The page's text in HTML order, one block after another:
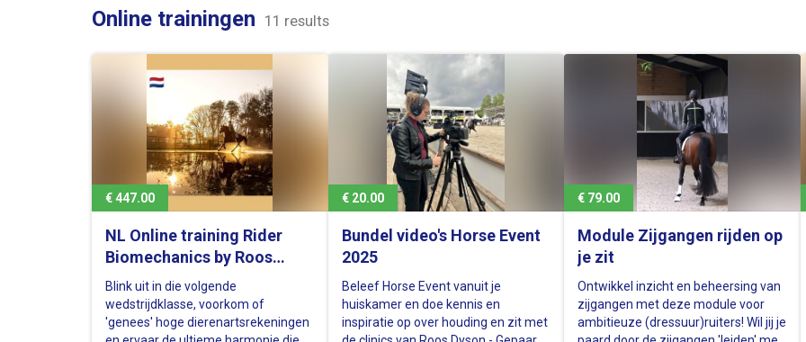
Online trainingen 11 results
€ 447.00
NL Online training Rider
Biomechanics by Roos
Dyson' - Nederlandse versie
Blink uit in die volgende
wedstrijdklasse, voorkom of
'genees' hoge dierenartsrekeningen
€ 20.00
Bundel video's Horse Event
2025
Beleef Horse Event vanuit je
huiskamer en doe kennis en
inspiratie op over houding en zit met
€ 79.00
Module Zijgangen rijden op
je zit
Ontwikkel inzicht en beheersing van
zijgangen met deze module voor
ambitieuze (dressuur)ruiters! Wil jij je